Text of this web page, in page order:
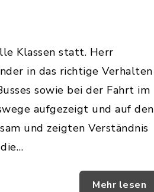
Klassen statt. Herr
in das richtige Verhalten
sowie bei der Fahrt im
aufgezeigt und auf den
und zeigten Verständnis
Mehr lesen